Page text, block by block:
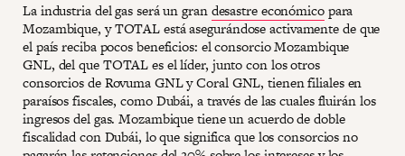
La industria del gas será un grandesastre económicopara
Mozambique, y TOTAL está asegurándose activamente de que
el país reciba pocos beneficios: el consorcio Mozambique
GNL, del que TOTAL es el líder, junto con los otros
consorcios de Rovuma GNL y Coral GNL, tienen filiales en
paraísos fiscales, como Dubái, a través de las cuales fluirán los
ingresos del gas. Mozambique tiene un acuerdo de doble
fiscalidad con Dubái, lo que significa que los consorcios no